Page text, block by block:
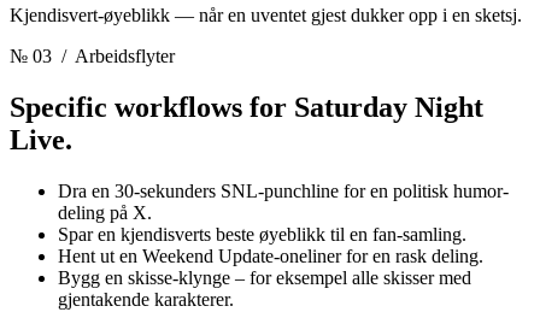
Kjendisvert-øyeblikk — når en uventet gjest dukker opp i en sketsj.
№ 03 / Arbeidsflyter
Specific workflows for Saturday Night
Live.
Dra en 30-sekunders SNL-punchline for en politisk humor-
deling på X.
Spar en kjendisverts beste øyeblikk til en fan-samling.
Hent ut en Weekend Update-oneliner for en rask deling.
Bygg en skisse-klynge – for eksempel alle skisser med
gjentakende karakterer.